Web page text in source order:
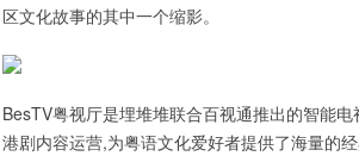
区文化故事的其中一个缩影。
BesTV粤视厅是埋堆堆联合百视通推出的智能
港剧内容运营,为粤语文化爱好者提供了海量的